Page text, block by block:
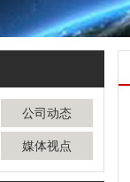
公司动态
媒体视点